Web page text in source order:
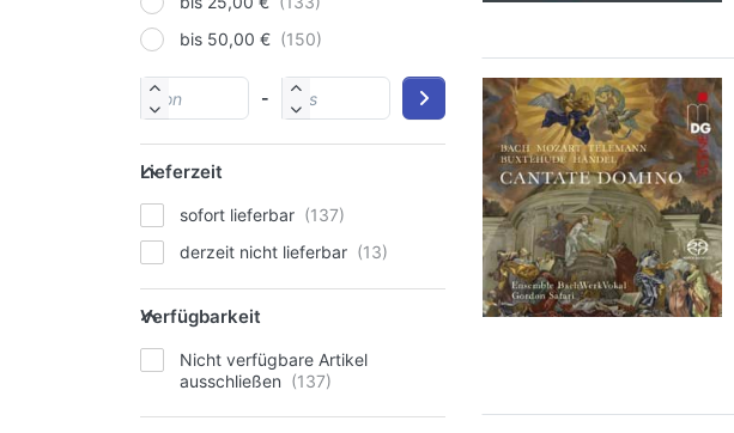
bis 50,00 €
-
Lieferzeit
sofort lieferbar
derzeit nicht lieferbar
Verfügbarkeit
Nicht verfügbare Artikel
ausschließen